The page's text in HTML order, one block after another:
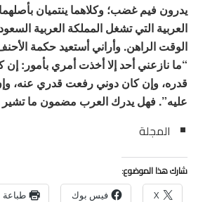
يدرون فيم غضب؛ وكلاهما ينتميان
العربية التي تشغل المملكة العربية
الوقت الراهن. وأراني أستعيد حكمة
“ما نازعني أحد إلا أخذت أمري بأمور:
قدره، وإن كان دوني رفعت قدري عنه،
عليه”. فهل يدرك العرب مضمون ما تشير
المجلة
شارك هذا الموضوع:
X فيس بوك طباعة